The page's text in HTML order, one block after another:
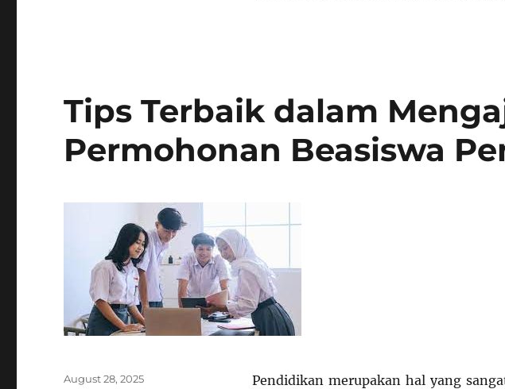
Tips Terbaik dalam
Permohonan Beasiswa
Pendidikan merupakan hal yang
Posted
August 28, 2025